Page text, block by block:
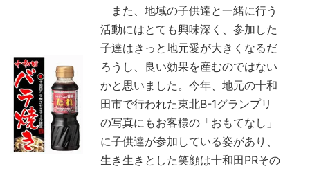
また、地域の子供達と一緒に行う
活動にはとても興味深く、参加した
子達はきっと地元愛が大きくなるだ
ろうし、良い効果を産むのではない
かと思いました。今年、地元の十和
田市で行われた東北B-1グランプリ
の写真にもお客様の「おもてなし」
に子供達が参加している姿があり、
生き生きとした笑顔は十和田PRその